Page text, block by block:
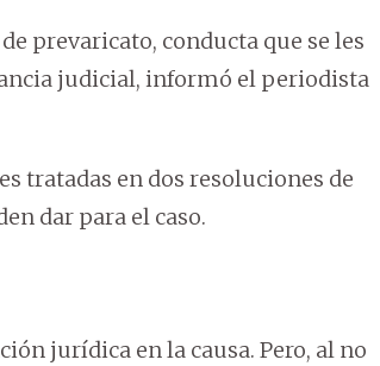
prevaricato, conducta que se les
judicial, informó el periodista
tratadas en dos resoluciones de
dar para el caso.
jurídica en la causa. Pero, al no